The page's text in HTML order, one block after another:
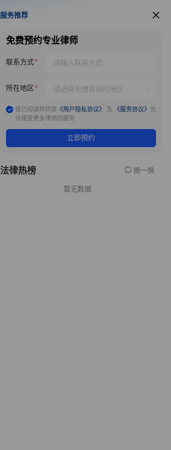
服务推荐
服务推荐
免费预约专业律师
联系方式
所在地区
我已阅读并同意 《用户隐私协议》 及 《服务协议》 允
许接受更多律师的服务
立即预约
法律热榜 换一换
暂无数据